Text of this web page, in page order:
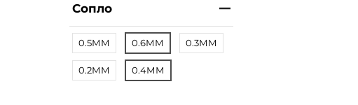
Сопло
0.5ММ 0.6ММ 0.3ММ
0.2ММ 0.4ММ